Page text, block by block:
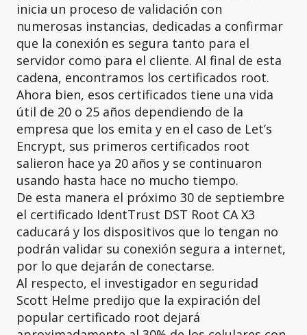
inicia un proceso de validación con
numerosas instancias, dedicadas a confirmar
que la conexión es segura tanto para el
servidor como para el cliente. Al final de esta
cadena, encontramos los certificados root.
Ahora bien, esos certificados tiene una vida
útil de 20 o 25 años dependiendo de la
empresa que los emita y en el caso de Let’s
Encrypt, sus primeros certificados root
salieron hace ya 20 años y se continuaron
usando hasta hace no mucho tiempo.
De esta manera el próximo 30 de septiembre
el certificado IdentTrust DST Root CA X3
caducará y los dispositivos que lo tengan no
podrán validar su conexión segura a internet,
por lo que dejarán de conectarse.
Al respecto, el investigador en seguridad
Scott Helme predijo que la expiración del
popular certificado root dejará